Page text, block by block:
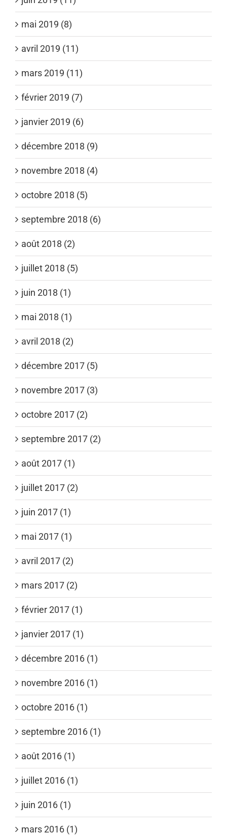
mai 2019 (8)
avril 2019 (11)
mars 2019 (11)
février 2019 (7)
janvier 2019 (6)
décembre 2018 (9)
novembre 2018 (4)
octobre 2018 (5)
septembre 2018 (6)
août 2018 (2)
juillet 2018 (5)
juin 2018 (1)
mai 2018 (1)
avril 2018 (2)
décembre 2017 (5)
novembre 2017 (3)
octobre 2017 (2)
septembre 2017 (2)
août 2017 (1)
juillet 2017 (2)
juin 2017 (1)
mai 2017 (1)
avril 2017 (2)
mars 2017 (2)
février 2017 (1)
janvier 2017 (1)
décembre 2016 (1)
novembre 2016 (1)
octobre 2016 (1)
septembre 2016 (1)
août 2016 (1)
juillet 2016 (1)
juin 2016 (1)
mars 2016 (1)